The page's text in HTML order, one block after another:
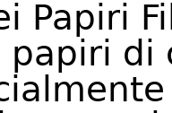
Papiri
papiri